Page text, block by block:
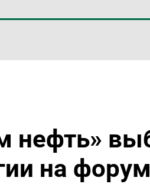
нефть»
на